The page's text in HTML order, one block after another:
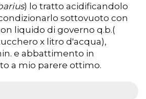
) lo tratto acidificandolo
sottovuoto con
liquido di governo q.b.(
x litro d'acqua),
e abbattimento in
a mio parere ottimo.